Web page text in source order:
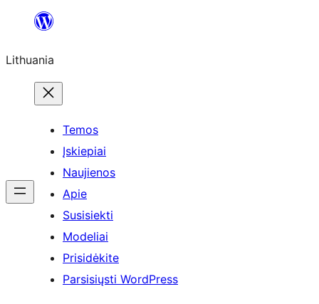
turinio
Lithuania
Temos
Įskiepiai
Naujienos
Apie
Susisiekti
Modeliai
Prisidėkite
Parsisiųsti WordPress